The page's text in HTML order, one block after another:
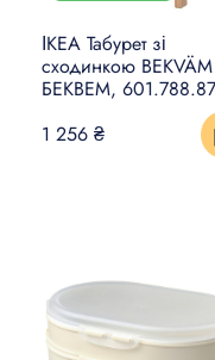
ІКЕА Табурет зі
сходинкою BEKVÄM
БЕКВЕМ, 601.788.87
1 256 ₴